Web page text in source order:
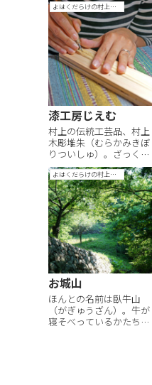
います。 おもち屋さんが
されているだけあって、
とにかくお団子そのもの
が美味しいのです。おも
ちの、何もたれのかかっ
ていない白いところも、
ほんのり甘くて、ほ...
よはくだらけの村上手帖
漆工房じえむ
村上の伝統工芸品、村上
木彫堆朱（むらかみきぼ
りついしゅ）。ざっくり
いうと、木に彫りを施し
て、漆を塗って仕上げた
ものをいいます。 じえむ
さんは、女性彫師さんが
されている小さなお店。
工房も兼ねているので、
運が良ければ細やかな作
業をされているとこ...
よはくだらけの村上手帖
お城山
ほんとの名前は臥牛山
（がぎゅうざん）。牛が
寝そべっているかたちに